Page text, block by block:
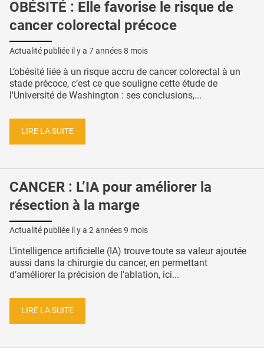
OBÉSITÉ : Elle favorise le risque de
cancer colorectal précoce
Actualité publiée il y a 7 années 8 mois
L’obésité liée à un risque accru de cancer colorectal à un
stade précoce, c’est ce que souligne cette étude de
l'Université de Washington : ses conclusions,...
LIRE LA SUITE
CANCER : L’IA pour améliorer la
résection à la marge
Actualité publiée il y a 2 années 9 mois
L’intelligence artificielle (IA) trouve toute sa valeur ajoutée
aussi dans la chirurgie du cancer, en permettant
d’améliorer la précision de l'ablation, ici...
LIRE LA SUITE